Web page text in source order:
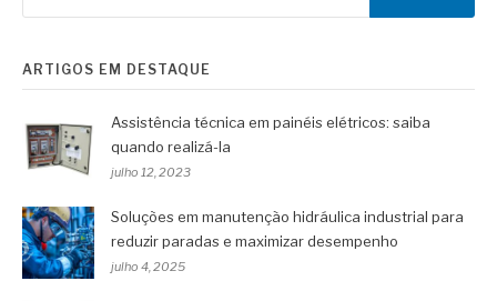
ARTIGOS EM DESTAQUE
Assistência técnica em painéis elétricos: saiba
quando realizá-la
julho 12, 2023
Soluções em manutenção hidráulica industrial para
reduzir paradas e maximizar desempenho
julho 4, 2025